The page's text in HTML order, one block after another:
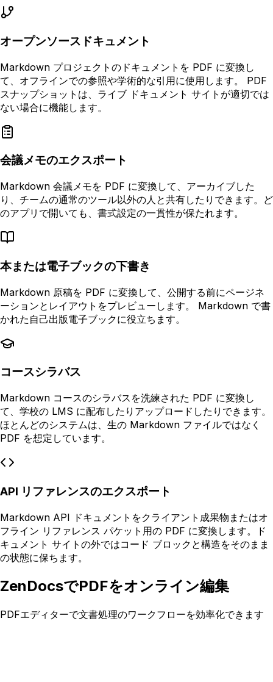
オープンソースドキュメント
Markdown プロジェクトのドキュメントを PDF に変換し
て、オフラインでの参照や学術的な引用に使用します。 PDF
スナップショットは、ライブ ドキュメント サイトが適切では
ない場合に機能します。
会議メモのエクスポート
Markdown 会議メモを PDF に変換して、アーカイブした
り、チームの通常のツール以外の人と共有したりできます。ど
のアプリで開いても、書式設定の一貫性が保たれます。
本または電子ブックの下書き
Markdown 原稿を PDF に変換して、公開する前にページネ
ーションとレイアウトをプレビューします。 Markdown で書
かれた自己出版電子ブックに役立ちます。
コースシラバス
Markdown コースのシラバスを洗練された PDF に変換し
て、学校の LMS に配布したりアップロードしたりできます。
ほとんどのシステムは、生の Markdown ファイルではなく
PDF を想定しています。
API リファレンスのエクスポート
Markdown API ドキュメントをクライアント成果物またはオ
フライン リファレンス パケット用の PDF に変換します。ド
キュメント サイトの外ではコード ブロックと構造をそのまま
の状態に保ちます。
ZenDocsでPDFをオンライン編集
PDFエディターで文書処理のワークフローを効率化できます